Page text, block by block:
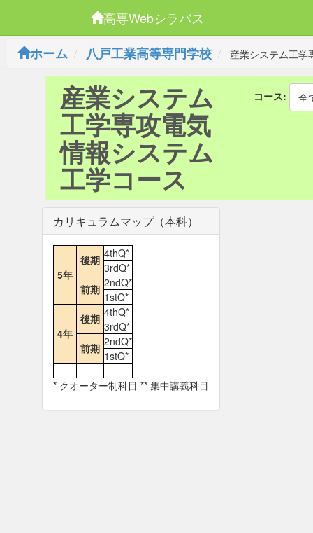
高専Webシラバス
ホーム
八戸工業高等専門学校 産業システム工学
産業システム
工学専攻電気
情報システム
工学コース
コース: 全
カリキュラムマップ（本科）
5年
後期 4thQ*
3rdQ*
前期 2ndQ*
1stQ*
4年
後期 4thQ*
3rdQ*
前期 2ndQ*
1stQ*
* クオーター制科目 ** 集中講義科目